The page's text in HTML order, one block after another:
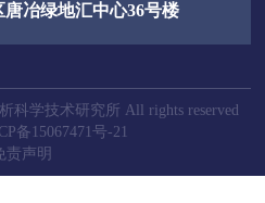
冶绿地汇中心36号楼
科学技术研究所 All rights reserved
备15067471号-21
责声明